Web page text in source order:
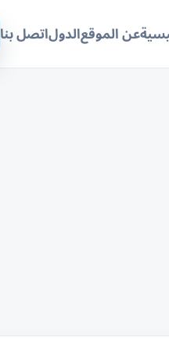
عن الموقعالدولاتصل بنا